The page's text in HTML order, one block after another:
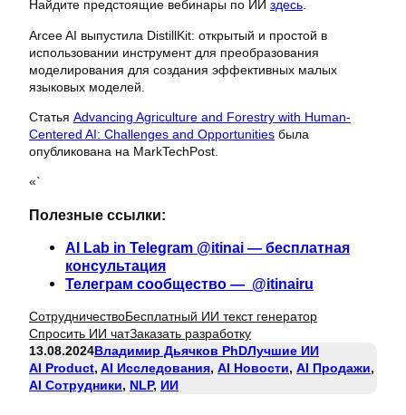
Найдите предстоящие вебинары по ИИ здесь.
Arcee AI выпустила DistillKit: открытый и простой в
использовании инструмент для преобразования
моделирования для создания эффективных малых
языковых моделей.
Статья Advancing Agriculture and Forestry with Human-
Centered AI: Challenges and Opportunities была
опубликована на MarkTechPost.
«`
Полезные ссылки:
AI Lab in Telegram @itinai — бесплатная
консультация
Телеграм сообщество — @itinairu
СотрудничествоБесплатный ИИ текст генератор
Спросить ИИ чатЗаказать разработку
13.08.2024Владимир Дьячков PhDЛучшие ИИ
AI Product, AI Исследования, AI Новости, AI Продажи
AI Сотрудники, NLP, ИИ